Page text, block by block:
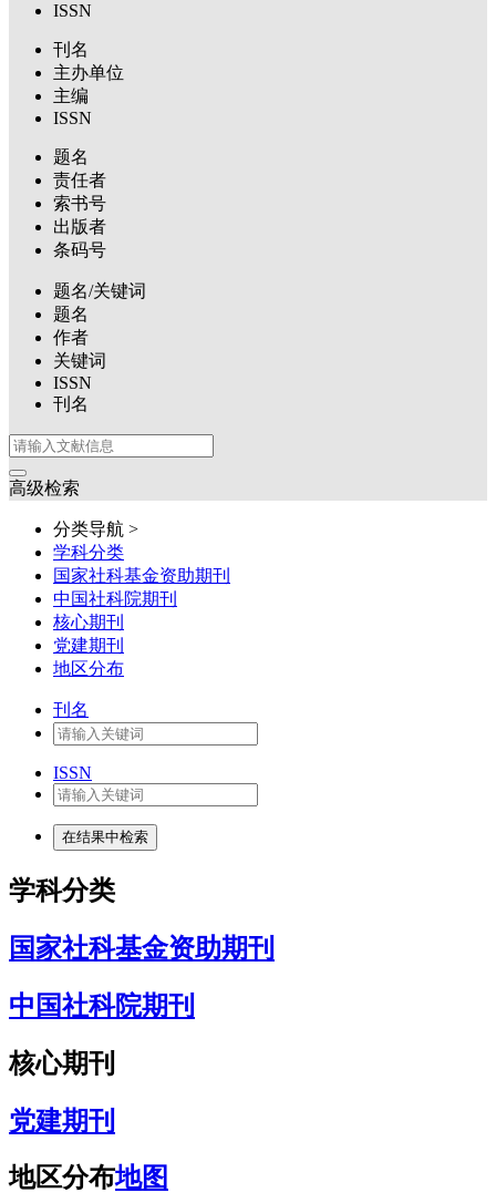
ISSN
刊名
主办单位
主编
ISSN
题名
责任者
索书号
出版者
条码号
题名/关键词
题名
作者
关键词
ISSN
刊名
高级检索
分类导航 >
学科分类
国家社科基金资助期刊
中国社科院期刊
核心期刊
党建期刊
地区分布
刊名
ISSN
学科分类
国家社科基金资助期刊
中国社科院期刊
核心期刊
党建期刊
地区分布地图